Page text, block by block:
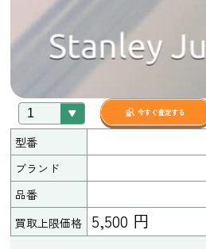
型番
ブランド
品番
買取上限価格
5,500 円